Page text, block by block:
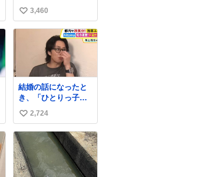
い
い
3,460
結婚の話になったと
き、「ひとりっ子だ
から僕が諦めた瞬間
に一族が潰える」
「死ぬとき1人とか
嫌」だから結婚願望
は"ある"って答えた
ものの、結局「（結
婚は）向いてねぇの
い
い
ね
数
2,724